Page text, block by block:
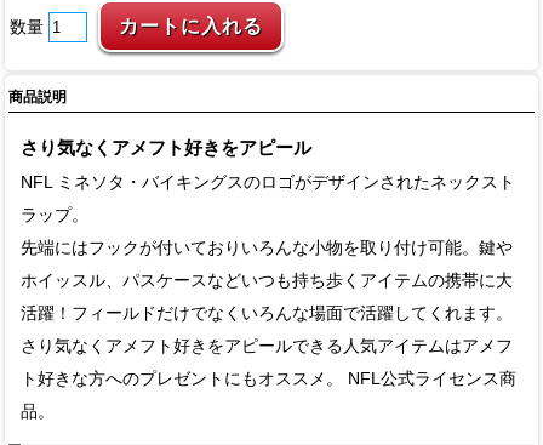
数量
商品説明
さり気なくアメフト好きをアピール
NFL ミネソタ・バイキングスのロゴがデザインされたネックスト
ラップ。
先端にはフックが付いておりいろんな小物を取り付け可能。鍵や
ホイッスル、パスケースなどいつも持ち歩くアイテムの携帯に大
活躍！フィールドだけでなくいろんな場面で活躍してくれます。
さり気なくアメフト好きをアピールできる人気アイテムはアメフ
ト好きな方へのプレゼントにもオススメ。 NFL公式ライセンス商
品。